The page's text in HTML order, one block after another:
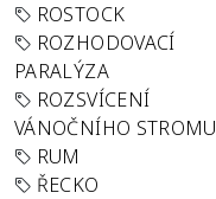
ROSTOCK
ROZHODOVACÍ
PARALÝZA
ROZSVÍCENÍ
VÁNOČNÍHO STROMU
RUM
ŘECKO